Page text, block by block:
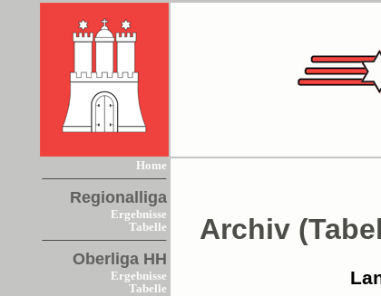
Home
Regionalliga
Ergebnisse
Tabelle
Oberliga HH
Ergebnisse
Tabelle
Archiv